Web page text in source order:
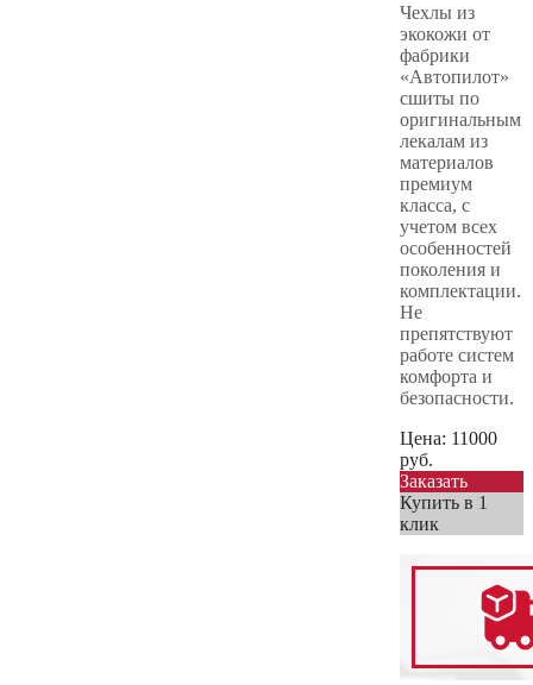
Чехлы из
экокожи от
фабрики
«Автопилот»
сшиты по
оригинальным
лекалам из
материалов
премиум
класса, с
учетом всех
особенностей
поколения и
комплектации.
Не
препятствуют
работе систем
комфорта и
безопасности.
Цена: 11000
руб.
Заказать
Купить в 1
клик